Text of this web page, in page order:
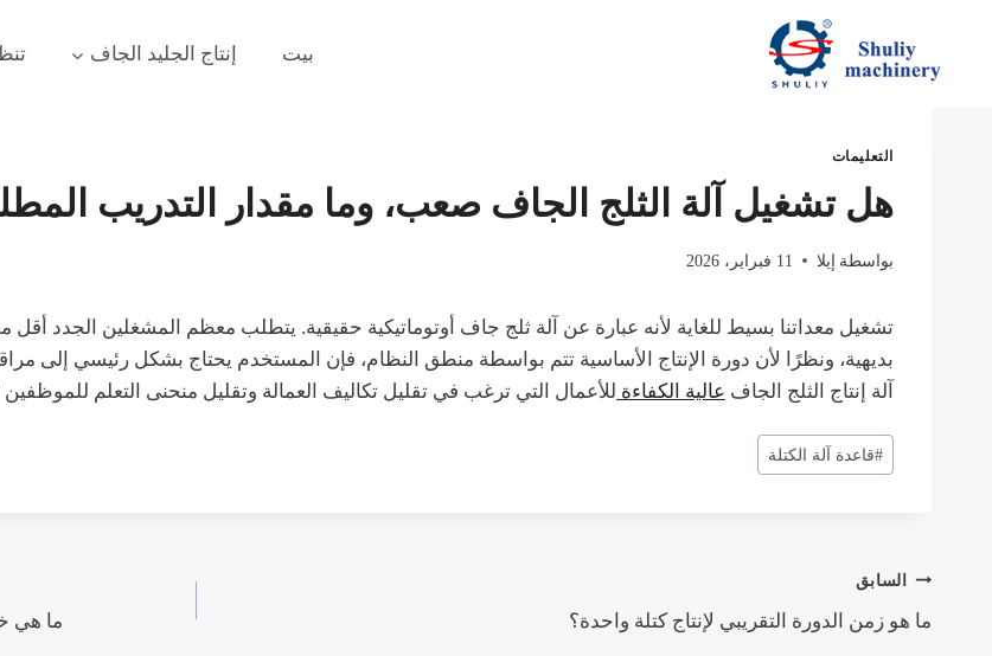
المحتوى
بيت إنتاج الجليد الجاف
التعليمات
هل تشغيل آلة الثلج الجاف صعب، وما مقدار التدريب
بواسطة إيلا 11 فبراير، 2026
بديهية، ونظرًا لأن دورة الإنتاج الأساسية تتم بواسطة منطق النظام، فإن المستخدم يحتاج بشكل رئيسي إلى
آلة إنتاج الثلج الجاف عالية الكفاءة للأعمال التي ترغب في تقليل تكاليف العمالة وتقليل منحنى التعلم للموظفين
وسوم
المقال:
#قاعدة آلة الكتلة
تصفّح
المقالات
السابق
ما هو زمن الدورة التقريبي لإنتاج كتلة واحدة؟ ما هي